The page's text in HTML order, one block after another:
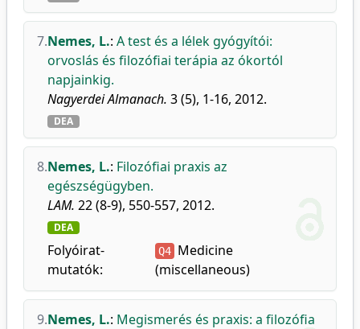
7.Nemes, L.: A test és a lélek gyógyítói:
orvoslás és filozófiai terápia az ókortól
napjainkig.
Nagyerdei Almanach. 3 (5), 1-16, 2012.
DEA
8.Nemes, L.: Filozófiai praxis az
egészségügyben.
LAM. 22 (8-9), 550-557, 2012.
DEA
Folyóirat-
mutatók:
Q4 Medicine
(miscellaneous)
9.Nemes, L.: Megismerés és praxis: a filozófia